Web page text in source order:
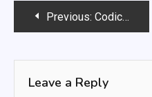
PostPrevious: Codici di Ricompensa Specifici per l’Esperienza: Ricompense collezionabili, potenziamenti in gioco, edizioni speciali
Leave a Reply